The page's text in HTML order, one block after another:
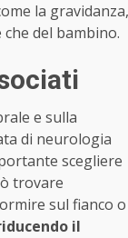
la gravidanza,
del bambino.
e sulla
di neurologia
scegliere
trovare
sul fianco o
il